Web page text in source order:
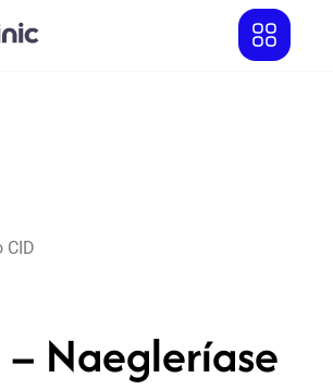
CID
– Naegleríase